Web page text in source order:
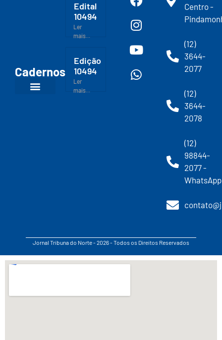
Cadernos
Edital
10494
Ler
mais...
Edição
10494
Ler
mais...
Centro -
(12)
3644-
2077
(12)
3644-
2078
(12)
98844-
2077 -
WhatsApp
Jornal Tribuna do Norte - 2026 - Todos os Direitos Reservados